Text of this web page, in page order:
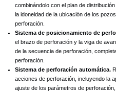
combinándolo con el plan de
la idoneidad de la ubicación de los
perforación.
Sistema de posicionamiento de
el brazo de perforación y la viga de
de la secuencia de perforación,
perforación.
Sistema de perforación automática.
acciones de perforación, incluyendo la
ajuste de los parámetros de